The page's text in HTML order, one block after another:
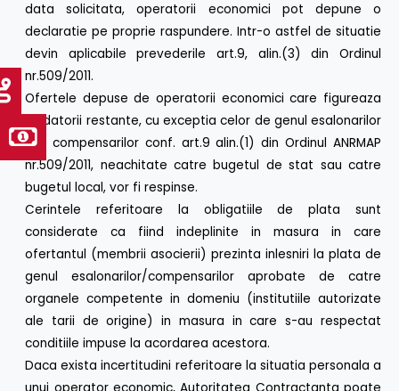
data solicitata, operatorii economici pot depune o
declaratie pe proprie raspundere. Intr-o astfel de situatie
devin aplicabile prevederile art.9, alin.(3) din Ordinul
nr.509/2011.
Ofertele depuse de operatorii economici care figureaza
cu datorii restante, cu exceptia celor de genul esalonarilor
sau compensarilor conf. art.9 alin.(1) din Ordinul ANRMAP
nr.509/2011, neachitate catre bugetul de stat sau catre
bugetul local, vor fi respinse.
Cerintele referitoare la obligatiile de plata sunt
considerate ca fiind indeplinite in masura in care
ofertantul (membrii asocierii) prezinta inlesniri la plata de
genul esalonarilor/compensarilor aprobate de catre
organele competente in domeniu (institutiile autorizate
ale tarii de origine) in masura in care s-au respectat
conditiile impuse la acordarea acestora.
Daca exista incertitudini referitoare la situatia personala a